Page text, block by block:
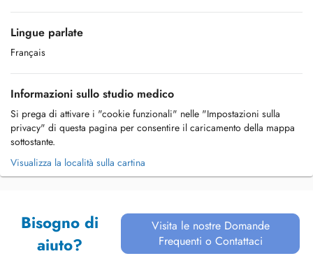
Lingue parlate
Français
Informazioni sullo studio medico
Si prega di attivare i "cookie funzionali" nelle "Impostazioni sulla
privacy" di questa pagina per consentire il caricamento della mappa
sottostante.
Visualizza la località sulla cartina
Bisogno di
aiuto?
Visita le nostre Domande
Frequenti o Contattaci